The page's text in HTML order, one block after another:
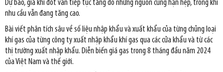
Dự báo, giá khí đốt vẫn tiếp tục tăng do những nguồn cung hạn hẹp, trong khi
nhu cầu vẫn đang tăng cao.
Bài viết phân tích sâu về số liệu nhập khẩu và xuất khẩu của từng chủng loại
khí gas của từng công ty xuất nhập khẩu khí gas qua các cửa khẩu và từ các
thị trường xuất nhập khẩu. Diễn biến giá gas trong 8 tháng đầu năm 2024
của Việt Nam và thế giới.